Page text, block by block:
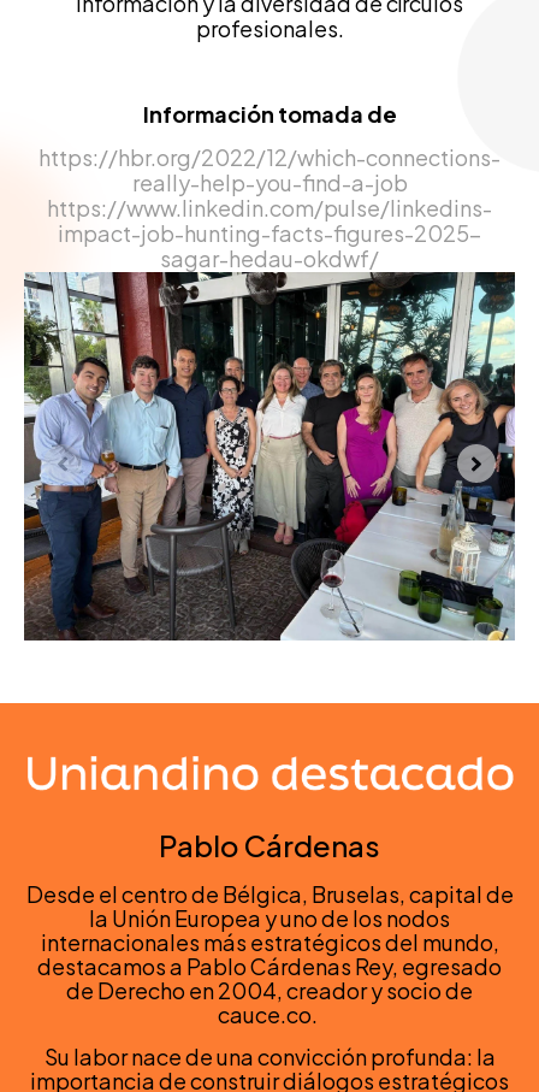
profesionales.
Información tomada de
https://hbr.org/2022/12/which-connections-
really-help-you-find-a-job
https://www.linkedin.com/pulse/linkedins-
impact-job-hunting-facts-figures-2025-
sagar-hedau-okdwf/
Pablo Cárdenas
Desde el centro de Bélgica, Bruselas, capital de
la Unión Europea y uno de los nodos
internacionales más estratégicos del mundo,
destacamos a Pablo Cárdenas Rey, egresado
de Derecho en 2004, creador y socio de
cauce.co.
Su labor nace de una convicción profunda: la
importancia de construir diálogos estratégicos